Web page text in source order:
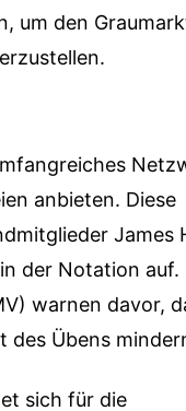
um den
anbieten. Diese
James
der Notation auf.
warnen davor,
des Übens
sich für die